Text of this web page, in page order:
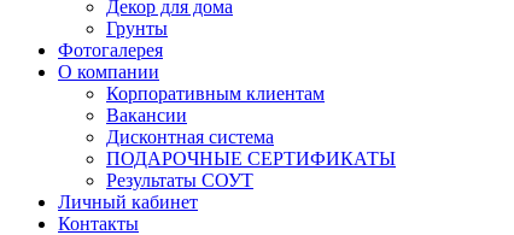
Декор для дома
Грунты
Фотогалерея
О компании
Корпоративным клиентам
Вакансии
Дисконтная система
ПОДАРОЧНЫЕ СЕРТИФИКАТЫ
Результаты СОУТ
Личный кабинет
Контакты